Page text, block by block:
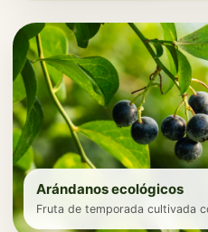
Comprar
Arándanos ecológicos
Fruta de temporada cultivada